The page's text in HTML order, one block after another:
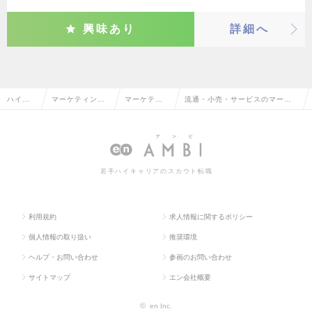
興味あり 詳細へ
ハイク マーケティン マーケティ
チ・分析
流通・小売・サービスのマーケ
職・求人情報一覧
若手ハイキャリアのスカウト転職
利用規約 求人情報に関するポリシー
個人情報の取り扱い 推奨環境
ヘルプ・お問い合わせ 参画のお問い合わせ
サイトマップ エン会社概要
© en Inc.